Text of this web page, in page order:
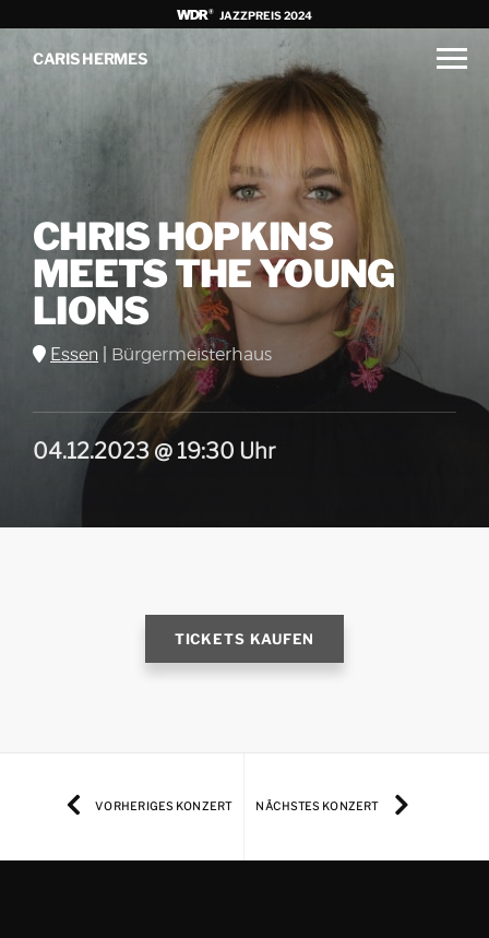
JAZZPREIS 2024
CARIS HERMES
CHRIS HOPKINS
MEETS THE YOUNG
LIONS
Essen Bürgermeisterhaus
04.12.2023 @ 19:30 Uhr
TICKETS KAUFEN
VORHERIGES KONZERT NÄCHSTES KONZERT